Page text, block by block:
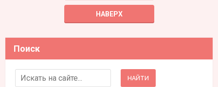
НАВЕРХ
Поиск
Search for: